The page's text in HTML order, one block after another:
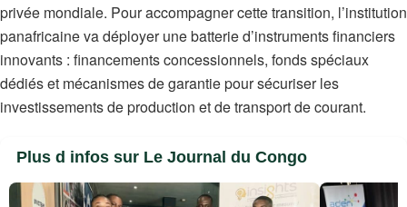
privée mondiale. Pour accompagner cette transition, l’institution
panafricaine va déployer une batterie d’instruments financiers
innovants : financements concessionnels, fonds spéciaux
dédiés et mécanismes de garantie pour sécuriser les
investissements de production et de transport de courant.
Plus d infos sur Le Journal du Congo